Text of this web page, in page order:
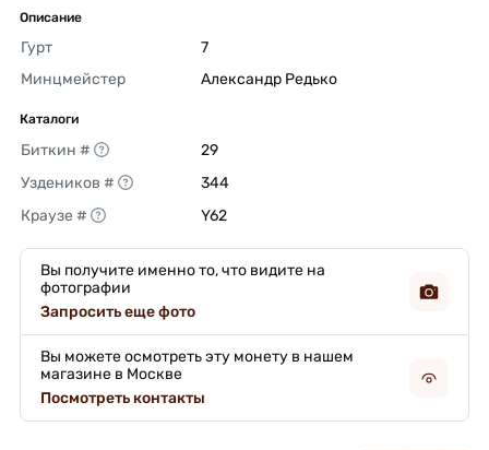
Описание
Гурт
7
Минцмейстер
Александр Редько
Каталоги
Биткин #
29
Уздеников #
344
Краузе #
Y62
Вы получите именно то, что видите на
фотографии
Запросить еще фото
Вы можете осмотреть эту монету в нашем
магазине в Москве
Посмотреть контакты